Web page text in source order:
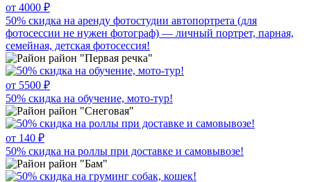
от 4000 ₽
50% скидка на аренду фотостудии автопортрета (для
фотосессии не нужен фотограф) — личный портрет, парная,
семейная, детская фотосессия!
район "Первая речка"
от 5500 ₽
50% скидка на обучение, мото-тур!
район "Снеговая"
от 140 ₽
50% скидка на роллы при доставке и самовывозе!
район "Бам"